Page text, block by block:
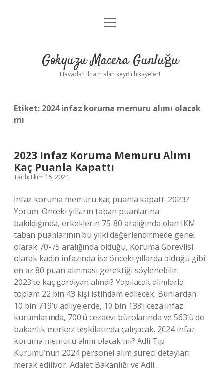
Anasayfa
Yasal Uyarı
menüyü
Gökyüzü Macera Günlüğü
Havadan ilham alan keyifli hikayeler!
Etiket: 2024 infaz koruma memuru alımı olacak
mı
2023 Infaz Koruma Memuru Alımı
Kaç Puanla Kapattı
Tarih: Ekim 15, 2024
İnfaz koruma memuru kaç puanla kapattı 2023?
Yorum: Önceki yılların taban puanlarına
bakıldığında, erkeklerin 75-80 aralığında olan IKM
taban puanlarının bu yılki değerlendirmede genel
olarak 70-75 aralığında olduğu, Koruma Görevlisi
olarak kadın infazında ise önceki yıllarda olduğu gibi
en az 80 puan alınması gerektiği söylenebilir.
2023’te kaç gardiyan alındı? Yapılacak alımlarla
toplam 22 bin 43 kişi istihdam edilecek. Bunlardan
10 bin 719’u adliyelerde, 10 bin 138’i ceza infaz
kurumlarında, 700’ü cezaevi bürolarında ve 563’ü de
bakanlık merkez teşkilatında çalışacak. 2024 infaz
koruma memuru alımı olacak mı? Adli Tıp
Kurumu’nun 2024 personel alım süreci detayları
merak ediliyor. Adalet Bakanlığı ve Adli…